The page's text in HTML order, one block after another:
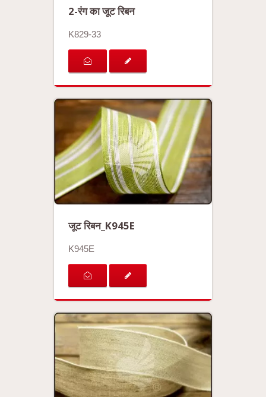
2-रंग का जूट रिबन
K829-33
जूट रिबन_K945E
K945E